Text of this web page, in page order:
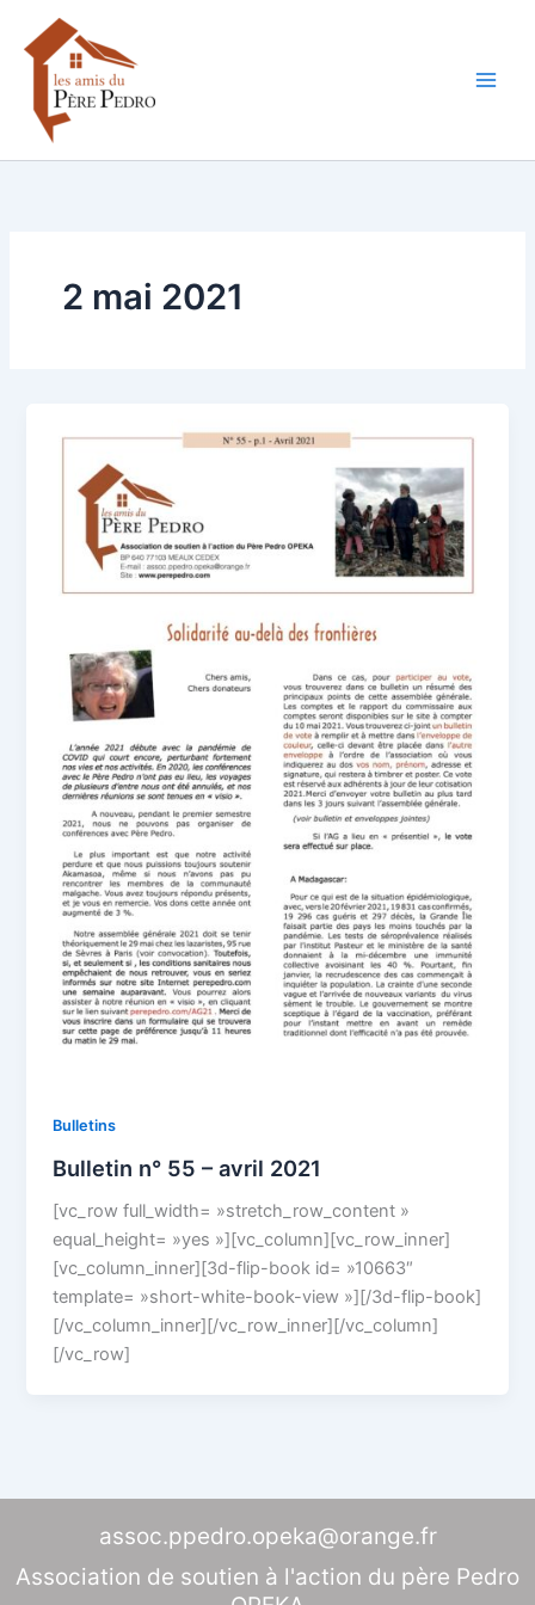
contenu
2 mai 2021
Bulletins
Bulletin n° 55 – avril 2021
[vc_row full_width= »stretch_row_content »
equal_height= »yes »][vc_column][vc_row_inner]
[vc_column_inner][3d-flip-book id= »10663″
template= »short-white-book-view »][/3d-flip-book]
[/vc_column_inner][/vc_row_inner][/vc_column]
[/vc_row]
assoc.ppedro.opeka@orange.fr
Association de soutien à l'action du père Pedro